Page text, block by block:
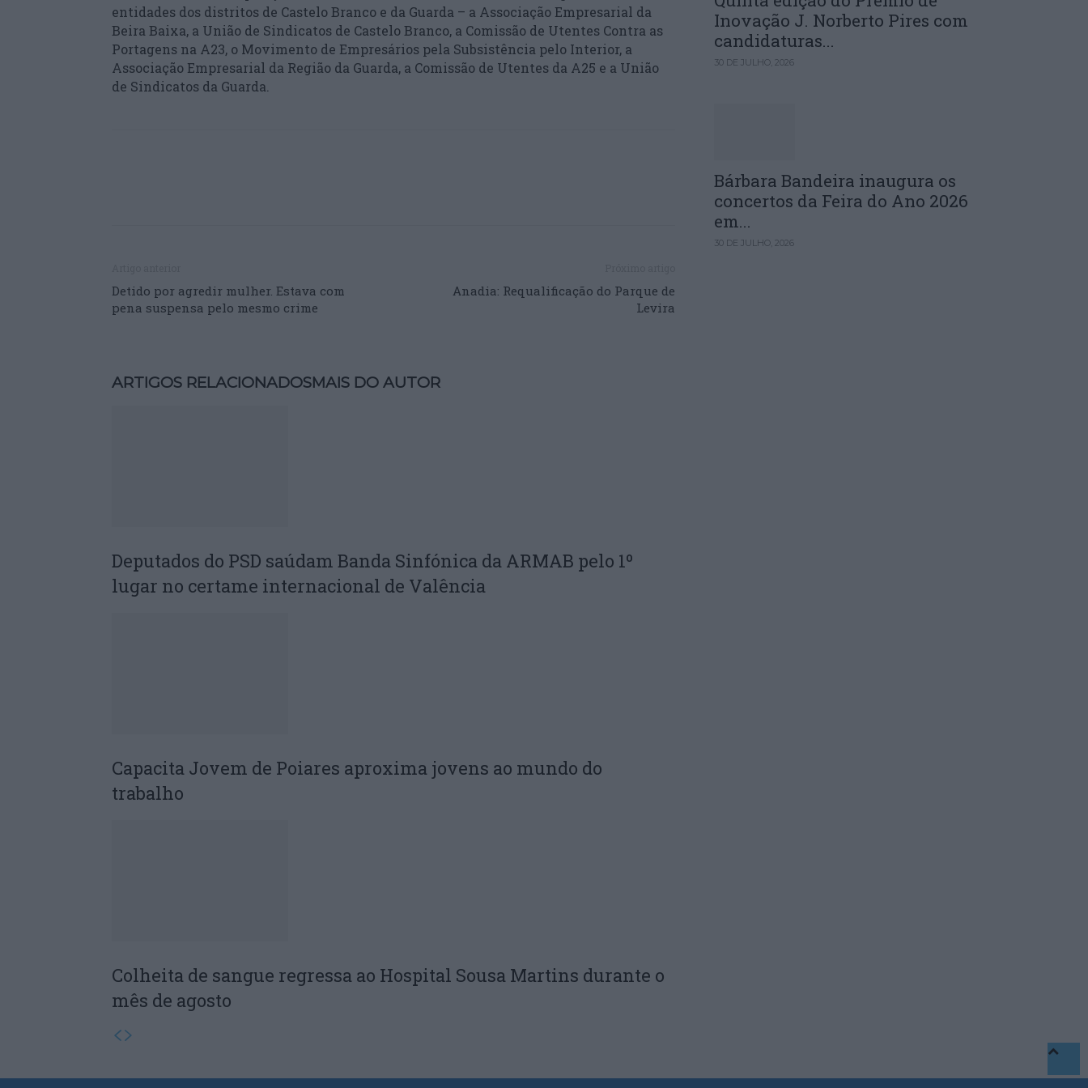
entidades dos distritos de Castelo Branco e da Guarda – a Associação Empresarial da
Beira Baixa, a União de Sindicatos de Castelo Branco, a Comissão de Utentes Contra as
Portagens na A23, o Movimento de Empresários pela Subsistência pelo Interior, a
Associação Empresarial da Região da Guarda, a Comissão de Utentes da A25 e a União
de Sindicatos da Guarda.
Detido por agredir mulher. Estava com
pena suspensa pelo mesmo crime
Anadia: Requalificação do Parque de
Levira
ARTIGOS RELACIONADOSMAIS DO AUTOR
Deputados do PSD saúdam Banda Sinfónica da ARMAB pelo 1º
lugar no certame internacional de Valência
Capacita Jovem de Poiares aproxima jovens ao mundo do
trabalho
Colheita de sangue regressa ao Hospital Sousa Martins durante o
mês de agosto
Inovação J. Norberto Pires com
candidaturas...
30 DE JULHO, 2026
Bárbara Bandeira inaugura os
concertos da Feira do Ano 2026
em...
30 DE JULHO, 2026